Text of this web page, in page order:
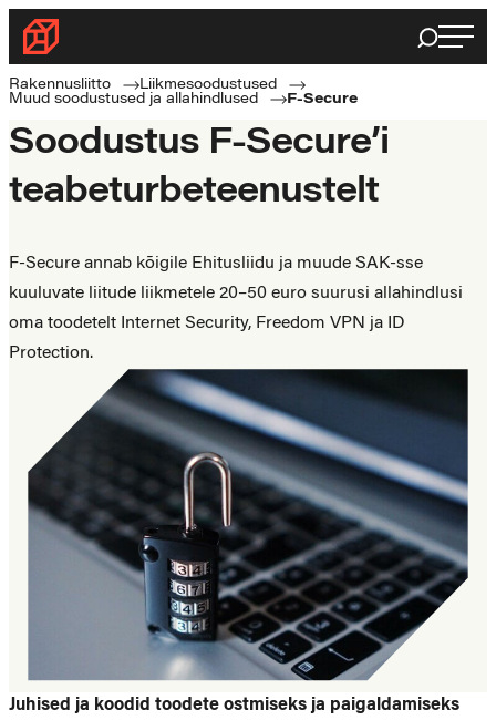
Rakennusliitto
Rakennusalan
ammattilaisten
puolella
Haku
Rakennusliitto
Liikmesoodustused
Muud soodustused ja allahindlused
F-Secure
Soodustus F-Secure’i
teabeturbeteenustelt
F-Secure annab kõigile Ehitusliidu ja muude SAK-sse
kuuluvate liitude liikmetele 20–50 euro suurusi allahindlusi
oma toodetelt Internet Security, Freedom VPN ja ID
Protection.
Juhised ja koodid toodete ostmiseks ja paigaldamiseks